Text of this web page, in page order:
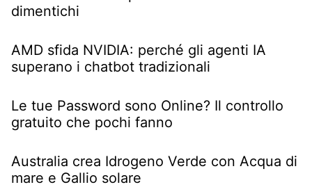
dimentichi
AMD sfida NVIDIA: perché gli agenti IA
superano i chatbot tradizionali
Le tue Password sono Online? Il controllo
gratuito che pochi fanno
Australia crea Idrogeno Verde con Acqua di
mare e Gallio solare